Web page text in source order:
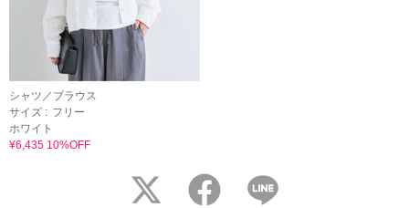
シャツ／ブラウス
サイズ : フリー
ホワイト
¥6,435 10%OFF
twitter facebook